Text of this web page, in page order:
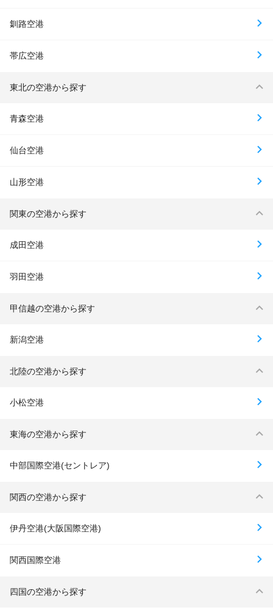
釧路空港
帯広空港
東北の空港から探す
青森空港
仙台空港
山形空港
関東の空港から探す
成田空港
羽田空港
甲信越の空港から探す
新潟空港
北陸の空港から探す
小松空港
東海の空港から探す
中部国際空港(セントレア)
関西の空港から探す
伊丹空港(大阪国際空港)
関西国際空港
四国の空港から探す